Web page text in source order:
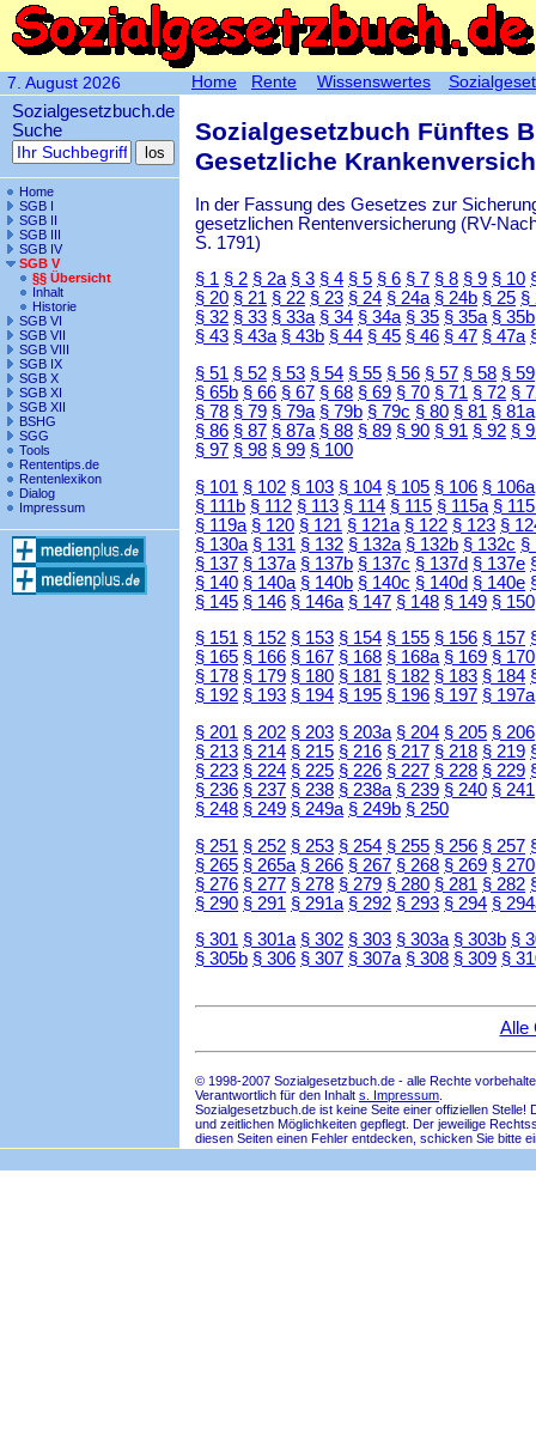
7. August 2026
Sozialgesetzbuch.de
Suche
Home
SGB I
SGB II
SGB III
SGB IV
SGB V
§§ Übersicht
Inhalt
Historie
SGB VI
SGB VII
SGB VIII
SGB IX
SGB X
SGB XI
SGB XII
BSHG
SGG
Tools
Rententips.de
Rentenlexikon
Dialog
Impressum
Sozialgesetzbuch Fünftes
Gesetzliche
In der Fassung des Gesetzes zur
gesetzlichen Rentenversicherung (RV-
S. 1791)
§ 1 § 2 § 2a § 3 § 4 § 5 § 6 § 7 § 8 § 9 § 10
§ 20 § 21 § 22 § 23 § 24 § 24a § 24b § 25 §
§ 32 § 33 § 33a § 34 § 34a § 35 § 35a § 35b
§ 43 § 43a § 43b § 44 § 45 § 46 § 47 § 47a
§ 51 § 52 § 53 § 54 § 55 § 56 § 57 § 58 § 59
§ 65b § 66 § 67 § 68 § 69 § 70 § 71 § 72 §
§ 78 § 79 § 79a § 79b § 79c § 80 § 81 § 81a
§ 86 § 87 § 87a § 88 § 89 § 90 § 91 § 92 §
§ 97 § 98 § 99 § 100
§ 101 § 102 § 103 § 104 § 105 § 106 § 106a
§ 111b § 112 § 113 § 114 § 115 § 115a §
§ 119a § 120 § 121 § 121a § 122 § 123 §
§ 130a § 131 § 132 § 132a § 132b § 132c §
§ 137 § 137a § 137b § 137c § 137d § 137e
§ 140 § 140a § 140b § 140c § 140d § 140e
§ 145 § 146 § 146a § 147 § 148 § 149 § 150
§ 151 § 152 § 153 § 154 § 155 § 156 § 157
§ 165 § 166 § 167 § 168 § 168a § 169 § 170
§ 178 § 179 § 180 § 181 § 182 § 183 § 184
§ 192 § 193 § 194 § 195 § 196 § 197 § 197a
§ 201 § 202 § 203 § 203a § 204 § 205 § 206
§ 213 § 214 § 215 § 216 § 217 § 218 § 219
§ 223 § 224 § 225 § 226 § 227 § 228 § 229
§ 236 § 237 § 238 § 238a § 239 § 240 § 241
§ 248 § 249 § 249a § 249b § 250
§ 251 § 252 § 253 § 254 § 255 § 256 § 257
§ 265 § 265a § 266 § 267 § 268 § 269 § 270
§ 276 § 277 § 278 § 279 § 280 § 281 § 282
§ 290 § 291 § 291a § 292 § 293 § 294 §
§ 301 § 301a § 302 § 303 § 303a § 303b §
§ 305b § 306 § 307 § 307a § 308 § 309 §
Alle
© 1998-2007 Sozialgesetzbuch.de - alle Rechte
Verantwortlich für den Inhalt s. Impressum
Sozialgesetzbuch.de ist keine Seite einer offiziellen
und zeitlichen Möglichkeiten gepflegt. Der jeweilige
diesen Seiten einen Fehler entdecken, schicken Sie bitte
Home Rente Wissenswertes